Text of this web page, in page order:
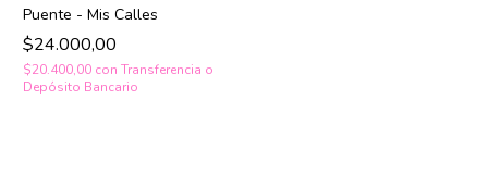
Puente - Mis Calles
$24.000,00
$20.400,00 con Transferencia o
Depósito Bancario